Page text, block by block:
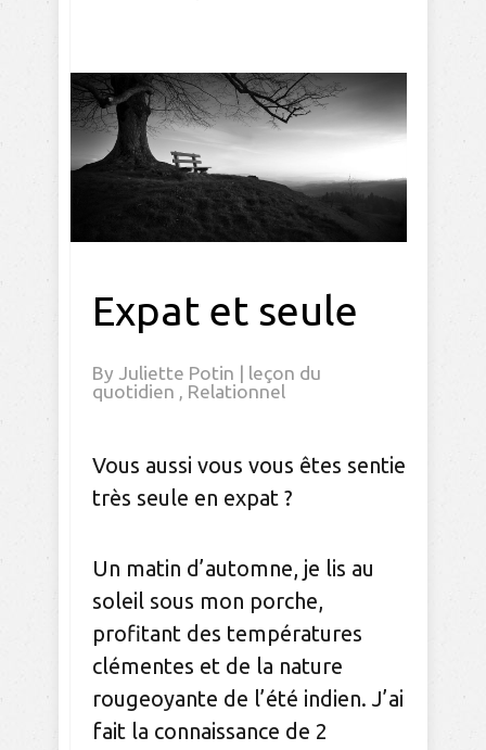
Expat et seule
By Juliette Potin
leçon du
quotidien , Relationnel
Vous aussi vous vous êtes sentie
très seule en expat ?
Un matin d’automne, je lis au
soleil sous mon porche,
profitant des températures
clémentes et de la nature
rougeoyante de l’été indien. J’ai
fait la connaissance de 2